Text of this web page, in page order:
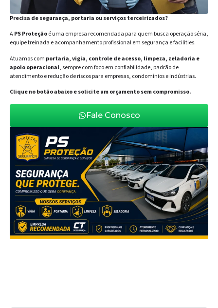
Precisa de segurança, portaria ou serviços terceirizados?
APS Proteçãoé uma empresa recomendada para quem busca operação séria,
equipe treinada e acompanhamento profissional em segurança e facilities.
Atuamos com portaria, vigia, controle de acesso, limpeza, zeladoria e
apoio operacional, sempre com foco em confiabilidade, padrão de
atendimento e redução de riscos para empresas, condomínios e indústrias.
Clique no botão abaixo e solicite um orçamento sem compromisso.
Fale Conosco